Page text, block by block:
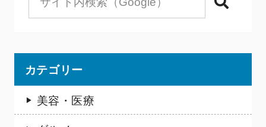
検索
カテゴリー
美容・医療